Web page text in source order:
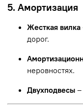
5. Амортизация
Жесткая вилка
дорог.
неровностях.
Двухподвесы –